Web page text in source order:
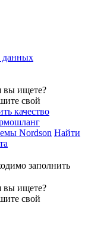
данных
вы ищете?
свой
качество
Nordson Найти
заполнить
вы ищете?
свой